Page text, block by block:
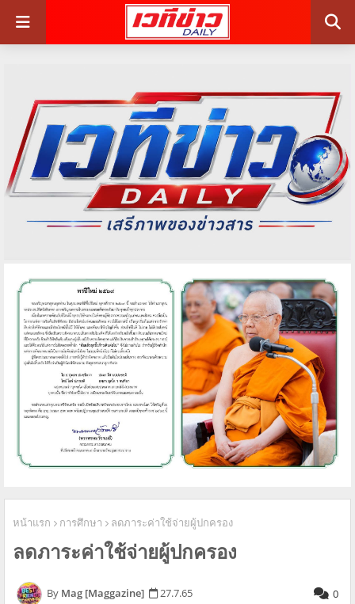
หน้าแรก การศึกษา ลดภาระค่าใช้จ่ายผู้ปกครอง
ลดภาระค่าใช้จ่ายผู้ปกครอง
Mag [Maggazine] 27.7.65 0